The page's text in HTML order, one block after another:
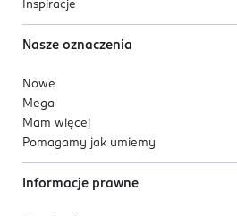
Inspiracje
Nasze oznaczenia
Nowe
Mega
Mam więcej
Pomagamy jak umiemy
Informacje prawne